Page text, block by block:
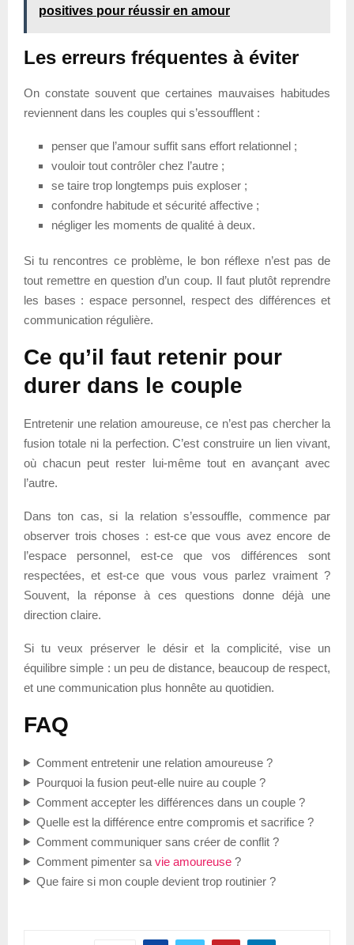
positives pour réussir en amour
Les erreurs fréquentes à éviter
On constate souvent que certaines mauvaises habitudes
reviennent dans les couples qui s’essoufflent :
penser que l’amour suffit sans effort relationnel ;
vouloir tout contrôler chez l’autre ;
se taire trop longtemps puis exploser ;
confondre habitude et sécurité affective ;
négliger les moments de qualité à deux.
Si tu rencontres ce problème, le bon réflexe n’est pas de
tout remettre en question d’un coup. Il faut plutôt reprendre
les bases : espace personnel, respect des différences et
communication régulière.
Ce qu’il faut retenir pour
durer dans le couple
Entretenir une relation amoureuse, ce n’est pas chercher la
fusion totale ni la perfection. C’est construire un lien vivant,
où chacun peut rester lui-même tout en avançant avec
l’autre.
Dans ton cas, si la relation s’essouffle, commence par
observer trois choses : est-ce que vous avez encore de
l’espace personnel, est-ce que vos différences sont
respectées, et est-ce que vous vous parlez vraiment ?
Souvent, la réponse à ces questions donne déjà une
direction claire.
Si tu veux préserver le désir et la complicité, vise un
équilibre simple : un peu de distance, beaucoup de respect,
et une communication plus honnête au quotidien.
FAQ
Comment entretenir une relation amoureuse ?
Pourquoi la fusion peut-elle nuire au couple ?
Comment accepter les différences dans un couple ?
Quelle est la différence entre compromis et sacrifice ?
Comment communiquer sans créer de conflit ?
Comment pimenter sa vie amoureuse?
Que faire si mon couple devient trop routinier ?